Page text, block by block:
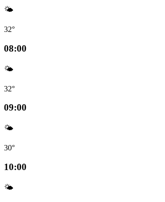
🌤️
32°
08:00
🌤️
32°
09:00
🌤️
30°
10:00
🌤️